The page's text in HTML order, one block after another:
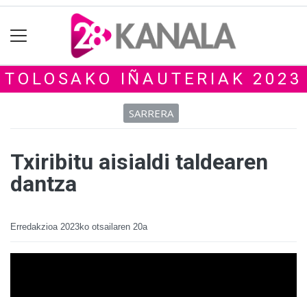
TOLOSAKO IÑAUTERIAK 2023
SARRERA
Txiribitu aisialdi taldearen
dantza
Erredakzioa 2023ko otsailaren 20a